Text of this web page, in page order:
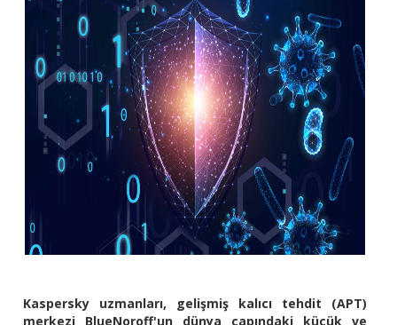
Kaspersky uzmanları, gelişmiş kalıcı tehdit (APT)
merkezi BlueNoroff'un dünya çapındaki küçük ve